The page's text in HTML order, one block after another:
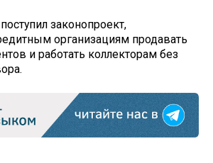
законопроект,
организациям продавать
и работать коллекторам без